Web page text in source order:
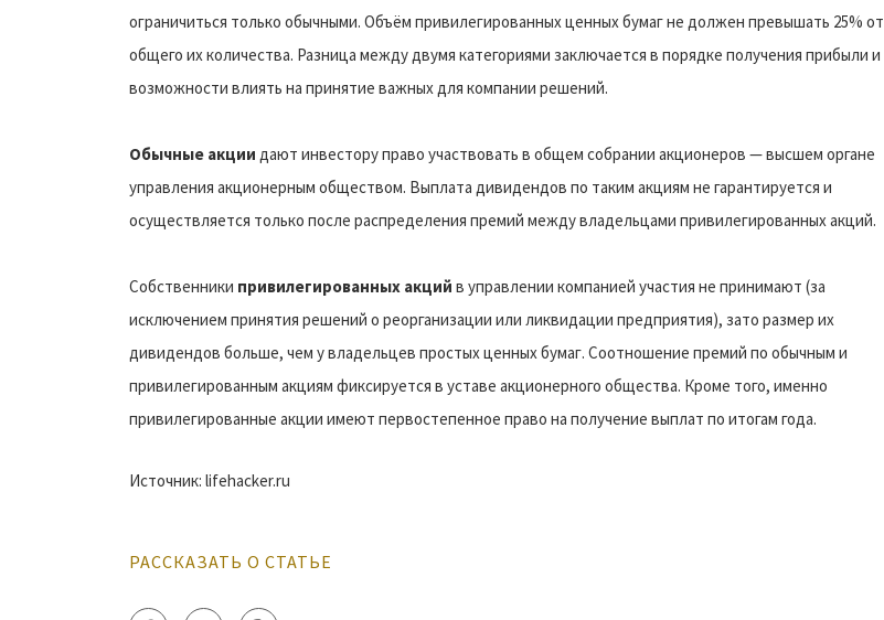
ограничиться только обычными. Объём привилегированных ценных бумаг не должен превышать 25% от
общего их количества. Разница между двумя категориями заключается в порядке получения прибыли и
возможности влиять на принятие важных для компании решений.
Обычные акции дают инвестору право участвовать в общем собрании акционеров — высшем органе
управления акционерным обществом. Выплата дивидендов по таким акциям не гарантируется и
осуществляется только после распределения премий между владельцами привилегированных акций.
Собственники привилегированных акций в управлении компанией участия не принимают (за
исключением принятия решений о реорганизации или ликвидации предприятия), зато размер их
дивидендов больше, чем у владельцев простых ценных бумаг. Соотношение премий по обычным и
привилегированным акциям фиксируется в уставе акционерного общества. Кроме того, именно
привилегированные акции имеют первостепенное право на получение выплат по итогам года.
Источник: lifehacker.ru
РАССКАЗАТЬ О СТАТЬЕ